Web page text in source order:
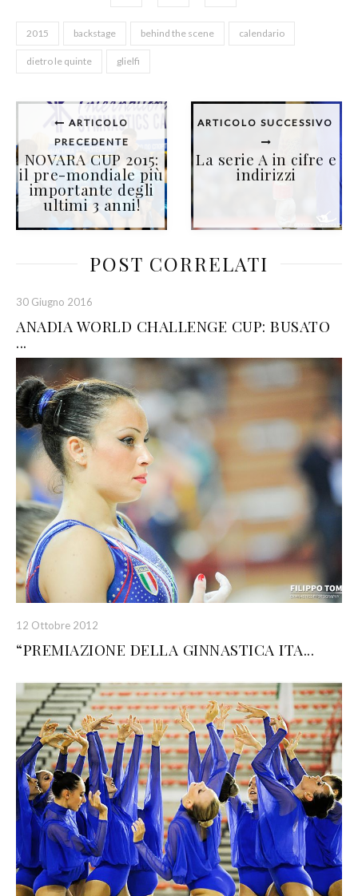
2015 backstage behind the scene calendario
dietro le quinte glielfi
ARTICOLO
PRECEDENTE
NOVARA CUP 2015:
il pre-mondiale più
importante degli
ultimi 3 anni!
ARTICOLO SUCCESSIVO
La serie A in cifre e
indirizzi
POST CORRELATI
30 Giugno 2016
ANADIA WORLD CHALLENGE CUP: BUSATO
...
12 Ottobre 2012
“PREMIAZIONE DELLA GINNASTICA ITA...